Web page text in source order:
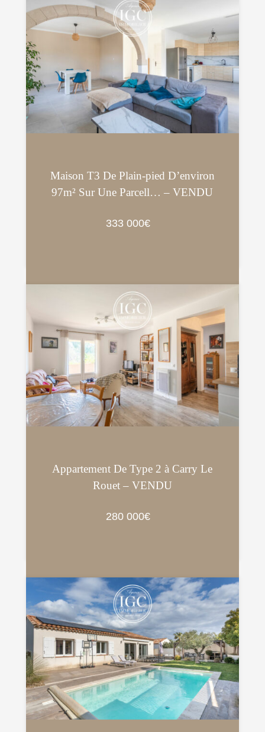
Maison T3 De Plain-pied D’environ
97m² Sur Une Parcell… – VENDU
333 000€
Appartement De Type 2 à Carry Le
Rouet – VENDU
280 000€